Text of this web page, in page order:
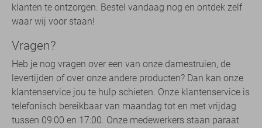
klanten te ontzorgen. Bestel vandaag nog en ontdek zelf
waar wij voor staan!
Vragen?
Heb je nog vragen over een van onze damestruien, de
levertijden of over onze andere producten? Dan kan onze
klantenservice jou te hulp schieten. Onze klantenservice is
telefonisch bereikbaar van maandag tot en met vrijdag
tussen 09:00 en 17:00. Onze medewerkers staan paraat